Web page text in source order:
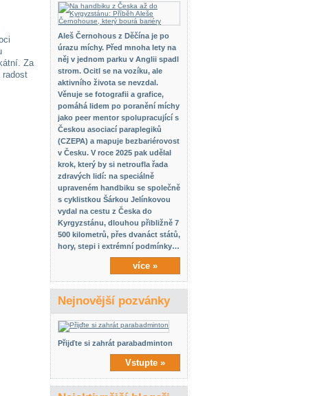
Za
Aleš Černohous z Děčína je po
úrazu míchy. Před mnoha lety na
něj v jednom parku v Anglii spadl
strom. Ocitl se na vozíku, ale
aktivního života se nevzdal.
Věnuje se fotografii a grafice,
pomáhá lidem po poranění míchy
jako peer mentor spolupracující s
Českou asociací paraplegiků
(CZEPA) a mapuje bezbariérovost
v Česku. V roce 2025 pak udělal
krok, který by si netroufla řada
zdravých lidí: na speciálně
upraveném handbiku se společně
s cyklistkou Šárkou Jelínkovou
vydal na cestu z Česka do
Kyrgyzstánu, dlouhou přibližně 7
500 kilometrů, přes dvanáct států,
hory, stepi i extrémní podmínky…
více »
Nejnovější pozvánky
Přijďte si zahrát parabadminton
Vstupte »